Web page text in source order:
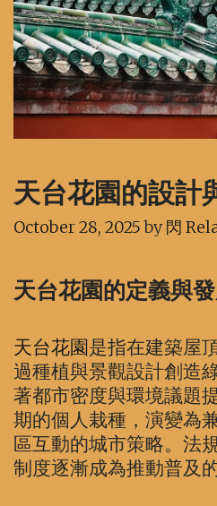
天台花園的設計
October 28, 2025 by 閃
天台花園的定義與
天台花園是指在建築屋
過種植與景觀設計創造
著都市密度與環境議題
期的個人栽種，演變為
區互動的城市策略。法
制度逐漸成為推動普及